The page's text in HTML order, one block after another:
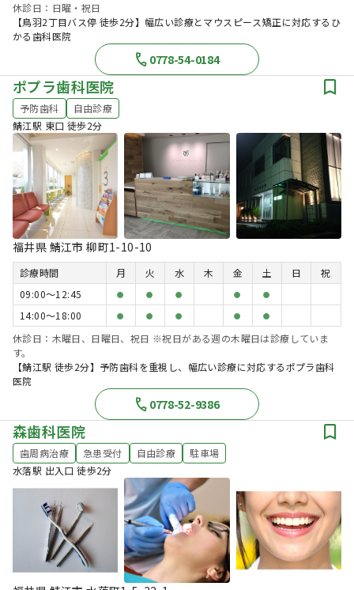
休診日：日曜・祝日
【鳥羽2丁目バス停 徒歩2分】幅広い診療とマウスピース矯正に対応するひ
かる歯科医院
0778-54-0184
ポプラ歯科医院
予防歯科
自由診療
鯖江駅 東口 徒歩2分
福井県 鯖江市 柳町1-10-10
診療時間 月 火 水 木 金 土 日
祝
09:00〜12:45
● ● ● ● ●
14:00〜18:00 ● ● ● ● ●
休診日：木曜日、日曜日、祝日 ※祝日がある週の木曜日は診療していま
す。
【鯖江駅 徒歩2分】予防歯科を重視し、幅広い診療に対応するポプラ歯科
医院
0778-52-9386
森歯科医院
歯周病治療 急患受付 自由診療
駐車場
水落駅 出入口 徒歩2分